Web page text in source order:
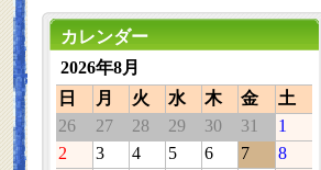
カレンダー
2026年8月
日
月 火 水 木 金
土
26
27 28 29 30 31
1
2
3 4 5 6 7
8